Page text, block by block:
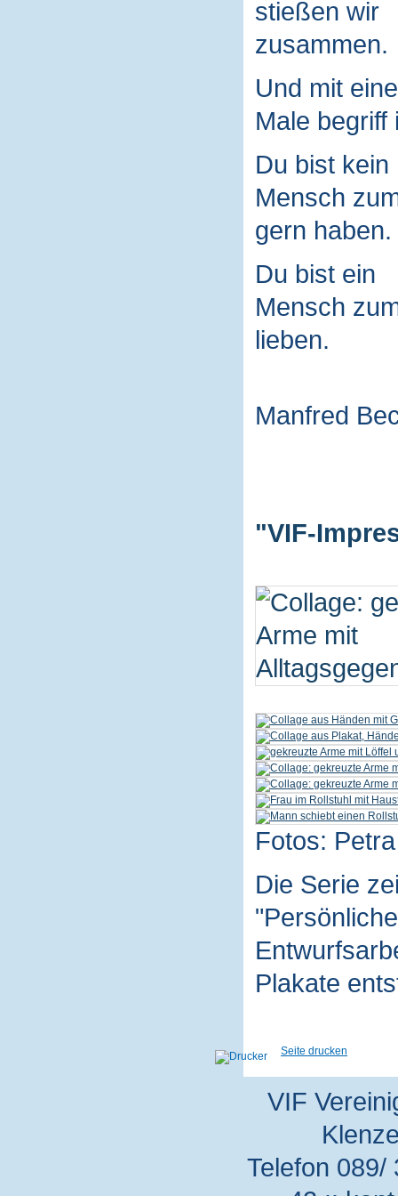
stießen wir
zusammen.
Und mit
Male begriff
Du bist kein
Mensch
gern haben.
Du bist ein
Mensch
lieben.
Manfred
"VIF-
Fotos:
Die Serie
Plakate
Seite drucken
VIF
Telefon